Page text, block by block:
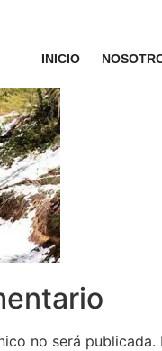
INICIO
no será publicada.